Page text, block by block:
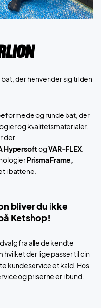
der henvender sig til den
og runde bat, der
og kvalitetsmaterialer.
der
HypersoftogVAR-FLEX
Prisma Frame,
i battene.
bliver du ikke
Ketshop!
fra alle de kendte
hvilket der lige passer til din
kundeservice et kald. Hos
og priserne er i bund.